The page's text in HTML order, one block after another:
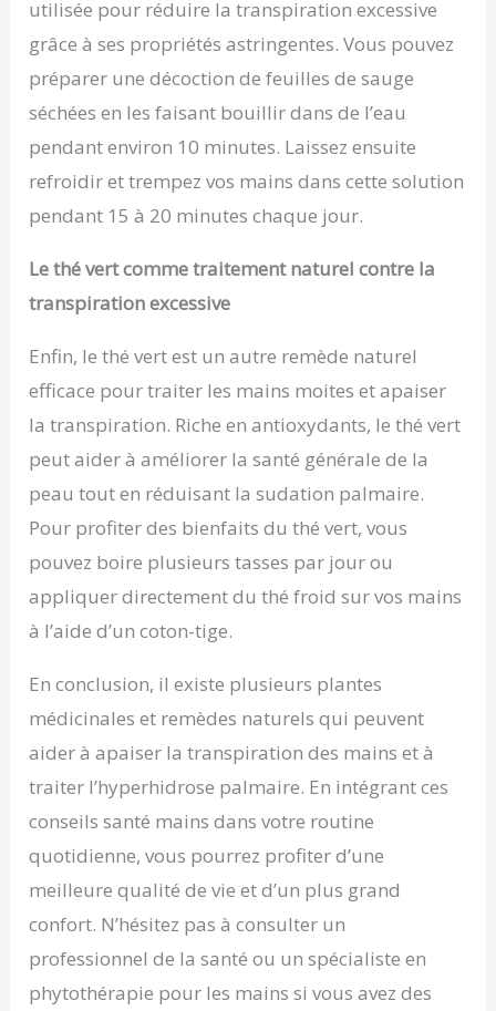
utilisée pour réduire la transpiration excessive
grâce à ses propriétés astringentes. Vous pouvez
préparer une décoction de feuilles de sauge
séchées en les faisant bouillir dans de l’eau
pendant environ 10 minutes. Laissez ensuite
refroidir et trempez vos mains dans cette solution
pendant 15 à 20 minutes chaque jour.
Le thé vert comme traitement naturel contre la
transpiration excessive
Enfin, le thé vert est un autre remède naturel
efficace pour traiter les mains moites et apaiser
la transpiration. Riche en antioxydants, le thé vert
peut aider à améliorer la santé générale de la
peau tout en réduisant la sudation palmaire.
Pour profiter des bienfaits du thé vert, vous
pouvez boire plusieurs tasses par jour ou
appliquer directement du thé froid sur vos mains
à l’aide d’un coton-tige.
En conclusion, il existe plusieurs plantes
médicinales et remèdes naturels qui peuvent
aider à apaiser la transpiration des mains et à
traiter l’hyperhidrose palmaire. En intégrant ces
conseils santé mains dans votre routine
quotidienne, vous pourrez profiter d’une
meilleure qualité de vie et d’un plus grand
confort. N’hésitez pas à consulter un
professionnel de la santé ou un spécialiste en
phytothérapie pour les mains si vous avez des